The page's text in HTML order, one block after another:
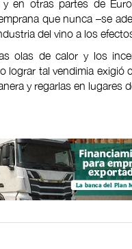
en otras partes de
que nunca –se
del vino a los
olas de calor y los
lograr tal vendimia exigió
y regarlas en lugares